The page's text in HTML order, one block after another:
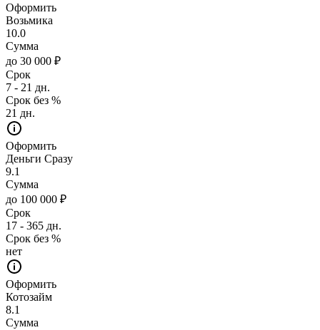
Оформить
Возьмика
10.0
Сумма
до 30 000 ₽
Срок
7 - 21 дн.
Срок без %
21 дн.
Оформить
Деньги Сразу
9.1
Сумма
до 100 000 ₽
Срок
17 - 365 дн.
Срок без %
нет
Оформить
Котозайм
8.1
Сумма